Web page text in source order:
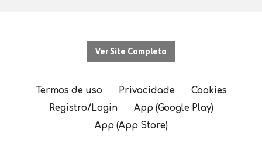
Ver Site Completo
Termos de uso Privacidade
Cookies
Registro/Login
App (Google Play)
App (App Store)